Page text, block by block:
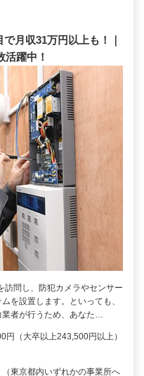
月収31万円以上も！｜
活躍中！
訪問し、防犯カメラやセンサー
を設置します。といっても、
者が行うため、あなた…
（大卒以上243,500円以上）
東京都内いずれかの事業所へ